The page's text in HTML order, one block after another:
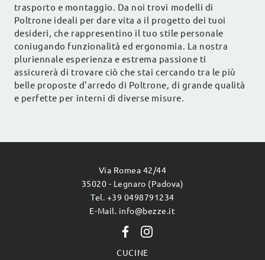
trasporto e montaggio. Da noi trovi modelli di
Poltrone ideali per dare vita a il progetto dei tuoi
desideri, che rappresentino il tuo stile personale
coniugando funzionalità ed ergonomia. La nostra
pluriennale esperienza e estrema passione ti
assicurerà di trovare ciò che stai cercando tra le più
belle proposte d'arredo di Poltrone, di grande qualità
e perfette per interni di diverse misure.
Via Romea 42/44
35020 - Legnaro (Padova)
Tel. +39 0498791234
E-Mail. info@bezze.it
CUCINE